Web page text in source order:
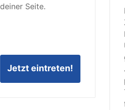
deiner Seite.
Jetzt eintreten!